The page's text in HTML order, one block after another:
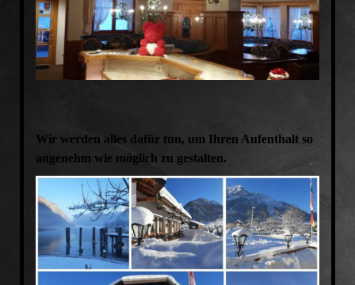
Wir werden alles dafür tun, um Ihren Aufenthalt so
angenehm wie möglich zu gestalten.